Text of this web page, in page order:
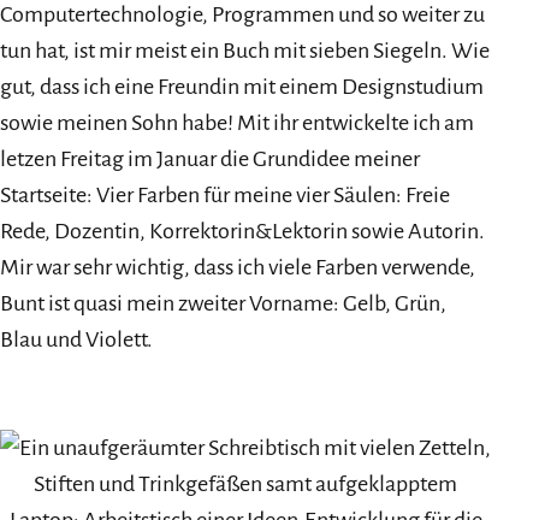
Computertechnologie, Programmen und so weiter zu
tun hat, ist mir meist ein Buch mit sieben Siegeln. Wie
gut, dass ich eine Freundin mit einem Designstudium
sowie meinen Sohn habe! Mit ihr entwickelte ich am
letzen Freitag im Januar die Grundidee meiner
Startseite: Vier Farben für meine vier Säulen: Freie
Rede, Dozentin, Korrektorin&Lektorin sowie Autorin.
Mir war sehr wichtig, dass ich viele Farben verwende,
Bunt ist quasi mein zweiter Vorname: Gelb, Grün,
Blau und Violett.